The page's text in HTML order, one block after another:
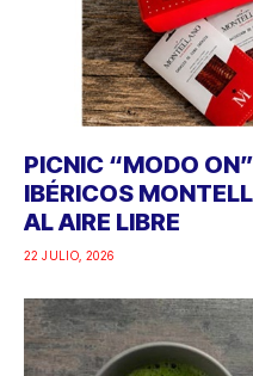
PICNIC “MODO
IBÉRICOS
AL AIRE LIBRE
22 JULIO, 2026